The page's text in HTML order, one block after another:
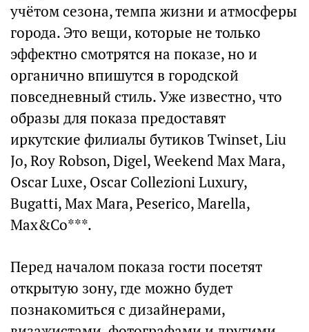
учётом сезона, темпа жизни и атмосферы
города. Это вещи, которые не только
эффектно смотрятся на показе, но и
органично впишутся в городской
повседневный стиль. Уже известно, что
образы для показа предоставят
иркутские филиалы бутиков Twinset, Liu
Jo, Roy Robson, Digel, Weekend Max Mara,
Oscar Luxe, Oscar Collezioni Luxury,
Bugatti, Max Mara, Peserico, Marella,
Max&Co***.
Перед началом показа гости посетят
открытую зону, где можно будет
познакомиться с дизайнерами,